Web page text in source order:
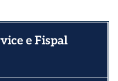
e Fispal